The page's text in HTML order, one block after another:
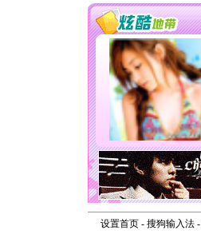
设置首页- 搜狗输入法-